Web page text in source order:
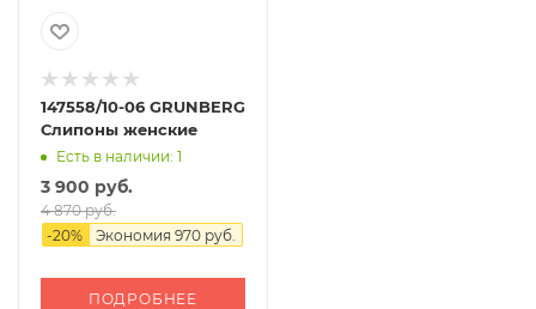
147558/10-06 GRUNBERG
Слипоны женские
Есть в наличии: 1
3 900 руб.
4 870 руб.
-20% Экономия 970 руб.
ПОДРОБНЕЕ